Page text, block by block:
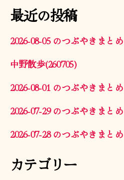
最近の投稿
2026-08-05 のつぶやきまとめ
中野散歩(260705)
2026-08-01 のつぶやきまとめ
2026-07-29 のつぶやきまとめ
2026-07-28 のつぶやきまとめ
カテゴリー